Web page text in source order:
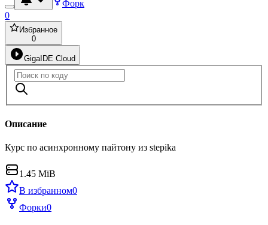
Форк
0
Избранное
0
GigaIDE Cloud
Описание
Курс по асинхронному пайтону из stepika
1.45 MiB
В избранном0
Форки0